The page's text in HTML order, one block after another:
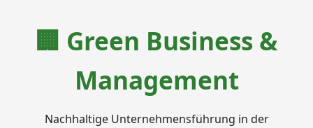
🏢 Green Business &
Management
Nachhaltige Unternehmensführung in der